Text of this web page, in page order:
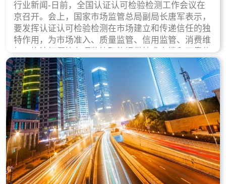
行业新闻-日前，全国认证认可检验检测工作会议在
京召开。会上，国家市场监管总局副局长唐军表示，
要发挥认证认可检验检测在市场建立和传递信任的独
特作用，为市场准入、质量监管、信用监管、消费维
权、执法打假等各项监管职能提供技术支撑和可靠依
据。